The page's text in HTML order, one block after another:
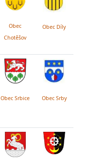
Obec
Chotěšov
Obec Díly
Obec Srbice Obec Srby